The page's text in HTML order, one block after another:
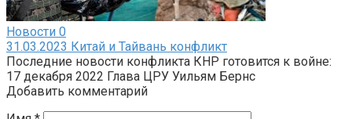
Новости 0
31.03.2023 Китай и Тайвань конфликт
Последние новости конфликта КНР готовится к войне:
17 декабря 2022 Глава ЦРУ Уильям Бернс
Добавить комментарий